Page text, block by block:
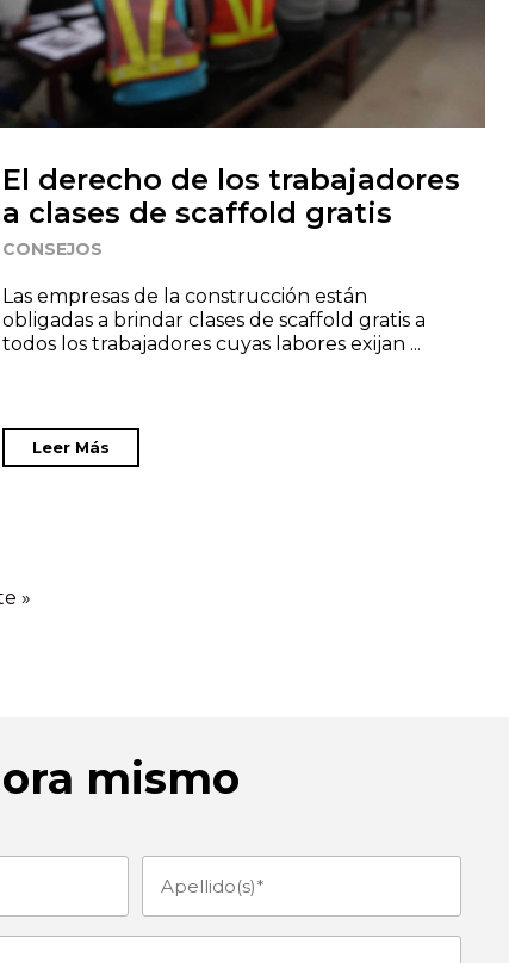
El derecho de los trabajadores
a clases de scaffold gratis
CONSEJOS
Las empresas de la construcción están
obligadas a brindar clases de scaffold gratis a
todos los trabajadores cuyas labores exijan ...
Leer Más
»
mismo
Apellido(s)
(Obligatorio)